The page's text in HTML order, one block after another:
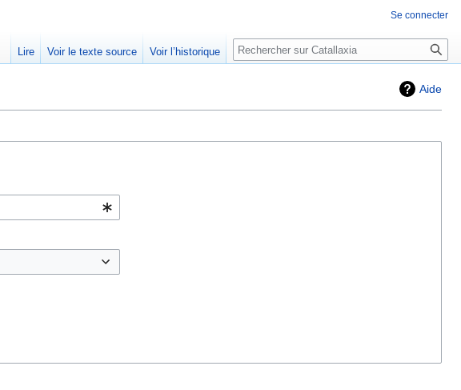
Aide
Se connecter
Lire Voir le texte source Voir l’historique Rechercher